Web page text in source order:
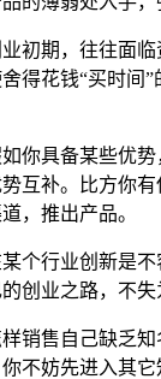
期，往往面临
得花钱“买时间
具备某些优势
互补。比方你
，推出产品。
行业创新是不
创业之路，不
售自己缺乏知
不妨先进入其